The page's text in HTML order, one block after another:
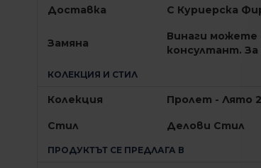
Доставка С Куриерска
Замяна
Винаги можете
консултант. За
КОЛЕКЦИЯ И СТИЛ
Колекция Пролет - Лято
Стил Делови Стил
ПРОДУКТЪТ СЕ ПРЕДЛАГА В